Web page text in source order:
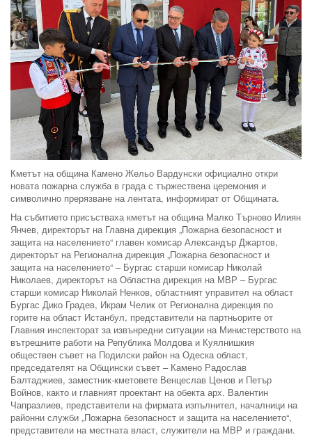
Кметът на община Камено Жельо Вардунски официално откри
новата пожарна служба в града с тържествена церемония и
символично прерязване на лентата, информират от Общината.
На събитието присъстваха кметът на община Малко Търново Илиян
Янчев, директорът на Главна дирекция „Пожарна безопасност и
защита на населението“ главен комисар Александър Джартов,
директорът на Регионална дирекция „Пожарна безопасност и
защита на населението“ – Бургас старши комисар Николай
Николаев, директорът на Областна дирекция на МВР – Бургас
старши комисар Николай Ненков, областният управител на област
Бургас Дико Градев, Икрам Челик от Регионална дирекция по
горите на област Истанбул, представители на партньорите от
Главния инспекторат за извънредни ситуации на Министерството на
вътрешните работи на Република Молдова и Куялнишкия
обществен съвет на Подилски район на Одеска област,
председателят на Общински съвет – Камено Радослав
Балтаджиев, заместник-кметовете Венцеслав Ценов и Петър
Войнов, както и главният проектант на обекта арх. Валентин
Чапразлиев, представители на фирмата изпълнител, началници на
районни служби „Пожарна безопасност и защита на населението“,
представители на местната власт, служители на МВР и граждани.